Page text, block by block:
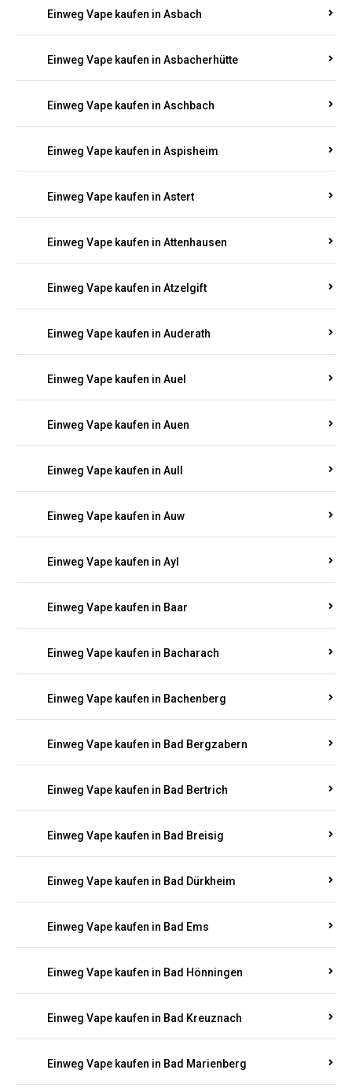
Einweg Vape kaufen in Asbach
Einweg Vape kaufen in Asbacherhütte
Einweg Vape kaufen in Aschbach
Einweg Vape kaufen in Aspisheim
Einweg Vape kaufen in Astert
Einweg Vape kaufen in Attenhausen
Einweg Vape kaufen in Atzelgift
Einweg Vape kaufen in Auderath
Einweg Vape kaufen in Auel
Einweg Vape kaufen in Auen
Einweg Vape kaufen in Aull
Einweg Vape kaufen in Auw
Einweg Vape kaufen in Ayl
Einweg Vape kaufen in Baar
Einweg Vape kaufen in Bacharach
Einweg Vape kaufen in Bachenberg
Einweg Vape kaufen in Bad Bergzabern
Einweg Vape kaufen in Bad Bertrich
Einweg Vape kaufen in Bad Breisig
Einweg Vape kaufen in Bad Dürkheim
Einweg Vape kaufen in Bad Ems
Einweg Vape kaufen in Bad Hönningen
Einweg Vape kaufen in Bad Kreuznach
Einweg Vape kaufen in Bad Marienberg